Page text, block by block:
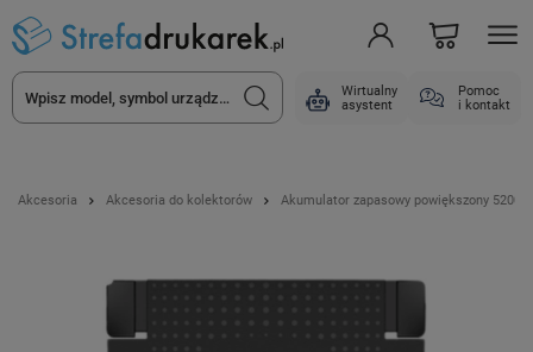
Wirtualny
asystent
Pomoc
i kontakt
Akcesoria Akcesoria do kolektorów Akumulator zapasowy powiększony 5200